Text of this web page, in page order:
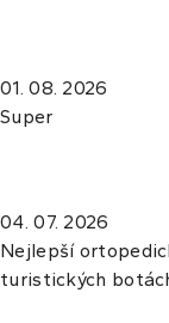
01. 08. 2026
Super
04. 07. 2026
Nejlepší
turistických